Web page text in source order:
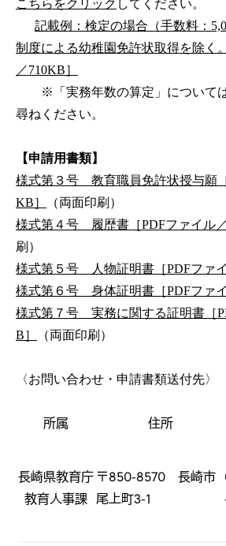
こちらをクリック してください。
記載例：検定の場合（手数料：
制度による幼稚園免許状取得を除く
／710KB］
※「実務年数の算定」については
尋ねください。
【申請用書類】
様式第３号 教育職員免許状授与願
KB］
（両面印刷）
様式第４号 履歴書［PDFファイル／
刷）
様式第５号 人物証明書［PDFファイ
様式第６号 身体証明書［PDFファイ
様式第７号 実務に関する証明書［
B］
（両面印刷）
〈お問い合わせ・申請書類送付先〉
所属 住所
長崎県教育庁
教育人事課
〒850-8570 長崎市
尾上町3-1